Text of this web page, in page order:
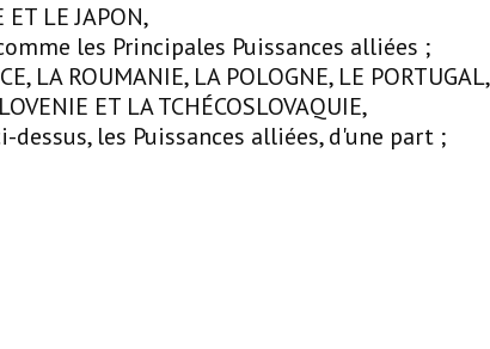
ET LE JAPON,
les Principales Puissances alliées ;
LA ROUMANIE, LA POLOGNE, LE PORTUGAL,
ET LA TCHÉCOSLOVAQUIE,
les Puissances alliées, d'une part ;